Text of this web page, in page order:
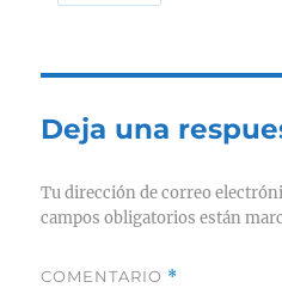
Deja una
Tu dirección de correo
campos obligatorios están
COMENTARIO *